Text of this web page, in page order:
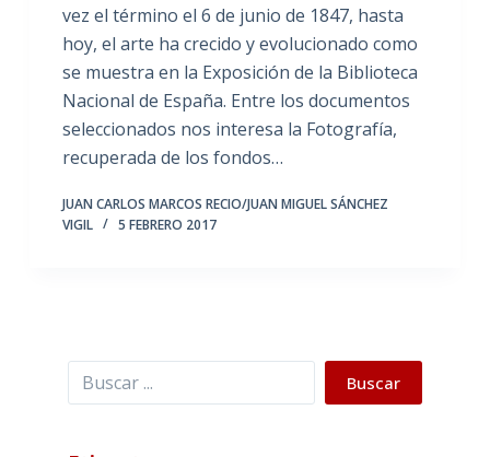
vez el término el 6 de junio de 1847, hasta
hoy, el arte ha crecido y evolucionado como
se muestra en la Exposición de la Biblioteca
Nacional de España. Entre los documentos
seleccionados nos interesa la Fotografía,
recuperada de los fondos…
JUAN CARLOS MARCOS RECIO/JUAN MIGUEL SÁNCHEZ
VIGIL
5 FEBRERO 2017
Buscar Buscar